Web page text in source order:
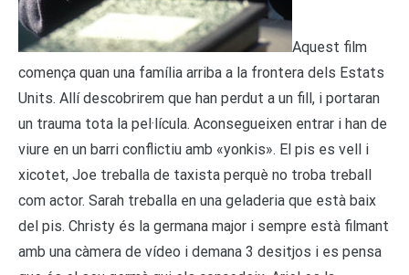
Aquest film
comença quan una família arriba a la frontera dels Estats
Units. Allí descobrirem que han perdut a un fill, i portaran
un trauma tota la pel·lícula. Aconsegueixen entrar i han de
viure en un barri conflictiu amb «yonkis». El pis es vell i
xicotet, Joe treballa de taxista perquè no troba treball
com actor. Sarah treballa en una geladeria que està baix
del pis. Christy és la germana major i sempre està filmant
amb una càmera de vídeo i demana 3 desitjos i es pensa